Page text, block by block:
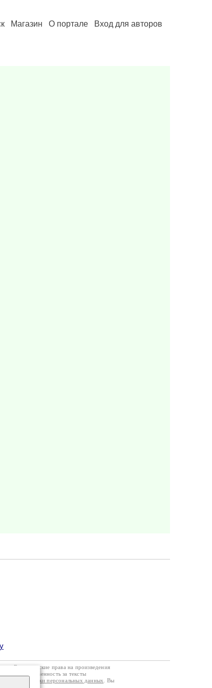
Магазин О портале Вход для авторов
. Все авторские права на произведения
Ответственность за тексты
обработки персональных данных
. Вы